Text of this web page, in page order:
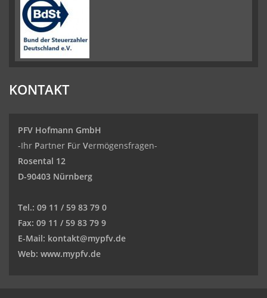
KONTAKT
PFV Hofmann GmbH
-Ihr Partner Für Vermögensfragen-
Rosental 12
D-90403 Nürnberg
Tel.: 09 11 / 59 83 79 0
Fax: 09 11 / 59 83 79 9
E-Mail: kontakt@mypfv.de
Web: www.mypfv.de